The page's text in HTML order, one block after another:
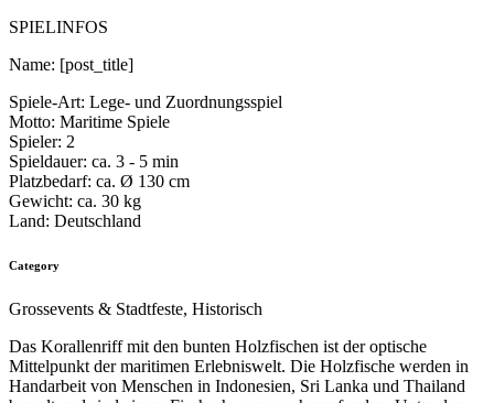
SPIELINFOS
Name: [post_title]
Spiele-Art: Lege- und Zuordnungsspiel
Motto: Maritime Spiele
Spieler: 2
Spieldauer: ca. 3 - 5 min
Platzbedarf: ca. Ø 130 cm
Gewicht: ca. 30 kg
Land: Deutschland
Category
Grossevents & Stadtfeste, Historisch
Das Korallenriff mit den bunten Holzfischen ist der optische
Mittelpunkt der maritimen Erlebniswelt. Die Holzfische werden in
Handarbeit von Menschen in Indonesien, Sri Lanka und Thailand